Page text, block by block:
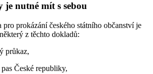
je nutné mít s sebou
pro prokázání českého státního občanství je
z těchto dokladů:
průkaz,
České republiky,